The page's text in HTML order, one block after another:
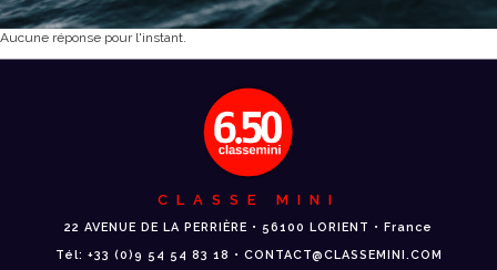
Aucune réponse pour l'instant.
CLASSE MINI
22 AVENUE DE LA PERRIÈRE • 56100 LORIENT • France
Tél: +33 (0)9 54 54 83 18 • CONTACT@CLASSEMINI.COM